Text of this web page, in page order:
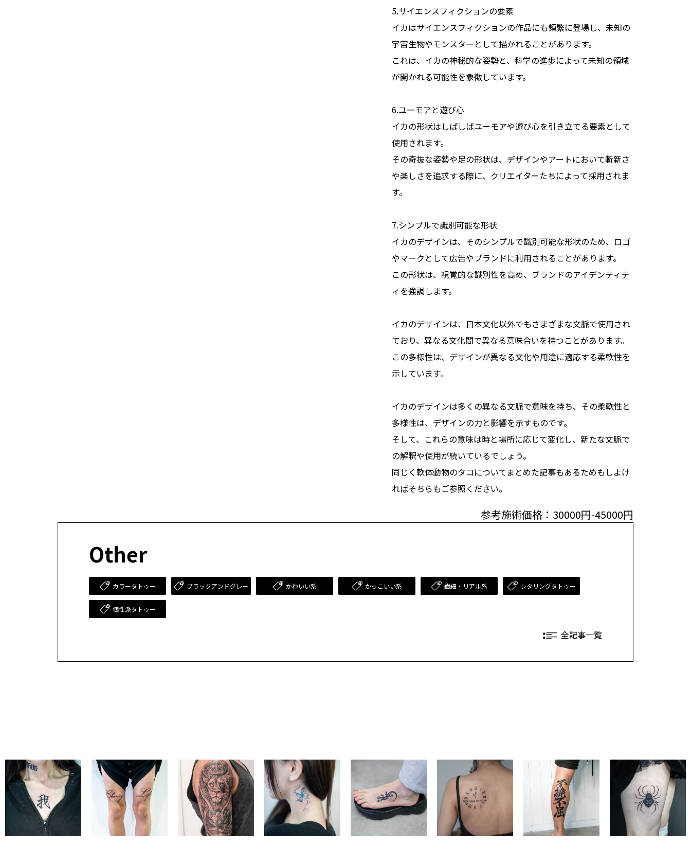
5.サイエンスフィクションの要素
イカはサイエンスフィクションの作品にも頻繁に登場し、未知の
宇宙生物やモンスターとして描かれることがあります。
これは、イカの神秘的な姿勢と、科学の進歩によって未知の領域
が開かれる可能性を象徴しています。
6.ユーモアと遊び心
イカの形状はしばしばユーモアや遊び心を引き立てる要素として
使用されます。
その奇抜な姿勢や足の形状は、デザインやアートにおいて斬新さ
や楽しさを追求する際に、クリエイターたちによって採用されま
す。
7.シンプルで識別可能な形状
イカのデザインは、そのシンプルで識別可能な形状のため、ロゴ
やマークとして広告やブランドに利用されることがあります。
この形状は、視覚的な識別性を高め、ブランドのアイデンティテ
ィを強調します。
イカのデザインは、日本文化以外でもさまざまな文脈で使用され
ており、異なる文化間で異なる意味合いを持つことがあります。
この多様性は、デザインが異なる文化や用途に適応する柔軟性を
示しています。
イカのデザインは多くの異なる文脈で意味を持ち、その柔軟性と
多様性は、デザインの力と影響を示すものです。
そして、これらの意味は時と場所に応じて変化し、新たな文脈で
の解釈や使用が続いているでしょう。
同じく軟体動物のタコについてまとめた記事もあるためもしよけ
ればそちらもご参照ください。
参考施術価格：30000円-45000円
Other
カラータトゥー ブラックアンドグレー かわいい系 かっこいい系 繊細・リアル系 レタリングタトゥー
個性派タトゥー
全記事一覧